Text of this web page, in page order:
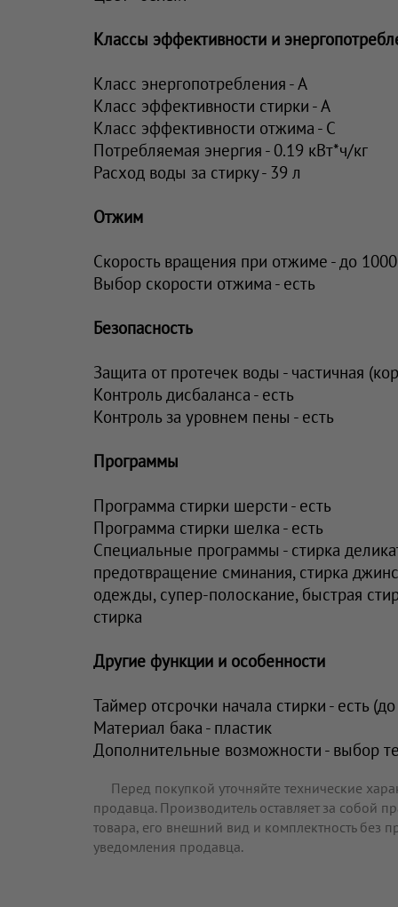
Классы эффективности и
Класс энергопотребления - A
Класс эффективности стирки - A
Класс эффективности отжима - C
Потребляемая энергия - 0.19 кВт*ч/кг
Расход воды за стирку - 39 л
Отжим
Скорость вращения при отжиме - до
Выбор скорости отжима - есть
Безопасность
Защита от протечек воды - частичная
Контроль дисбаланса - есть
Контроль за уровнем пены - есть
Программы
Программа стирки шерсти - есть
Программа стирки шелка - есть
Специальные программы - стирка
предотвращение сминания, стирка
одежды, супер-полоскание, быстрая
стирка
Другие функции и особенности
Таймер отсрочки начала стирки - есть
Материал бака - пластик
Дополнительные возможности - выбор
Перед покупкой уточняйте технические
продавца. Производитель оставляет за собой
товара, его внешний вид и комплектность без
уведомления продавца.